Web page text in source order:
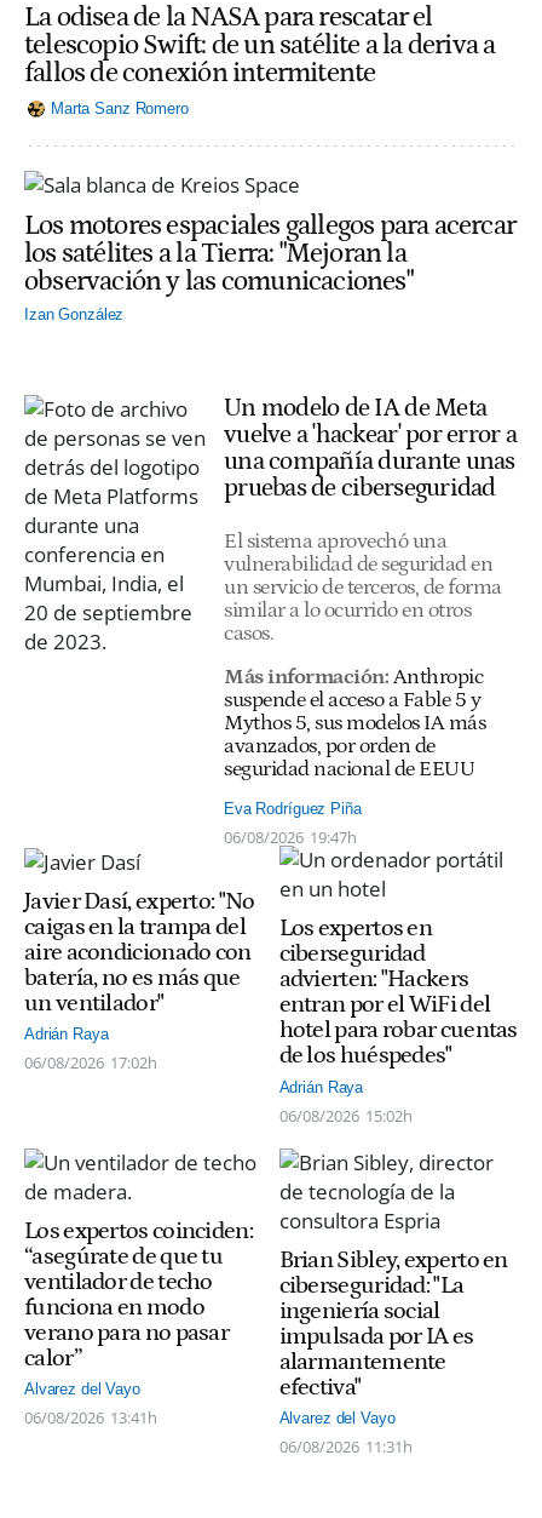
La odisea de la NASA para rescatar el
telescopio Swift: de un satélite a la deriva a
fallos de conexión intermitente
Marta Sanz Romero
Los motores espaciales gallegos para acercar
los satélites a la Tierra: "Mejoran la
observación y las comunicaciones"
Izan González
Un modelo de IA de Meta
vuelve a 'hackear' por error a
una compañía durante unas
pruebas de ciberseguridad
El sistema aprovechó una
vulnerabilidad de seguridad en
un servicio de terceros, de forma
similar a lo ocurrido en otros
casos.
Más información: Anthropic
suspende el acceso a Fable 5 y
Mythos 5, sus modelos IA más
avanzados, por orden de
seguridad nacional de EEUU
Eva Rodríguez Piña
06/08/2026 19:47h
Javier Dasí, experto: "No
caigas en la trampa del
aire acondicionado con
batería, no es más que
un ventilador"
Adrián Raya
06/08/2026 17:02h
Los expertos en
ciberseguridad
advierten: "Hackers
entran por el WiFi del
hotel para robar cuentas
de los huéspedes"
Adrián Raya
06/08/2026 15:02h
Los expertos coinciden:
“asegúrate de que tu
ventilador de techo
funciona en modo
verano para no pasar
calor”
Alvarez del Vayo
06/08/2026 13:41h
Brian Sibley, experto en
ciberseguridad: "La
ingeniería social
impulsada por IA es
alarmantemente
efectiva"
Alvarez del Vayo
06/08/2026 11:31h